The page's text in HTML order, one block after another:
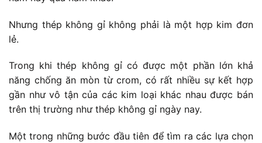
Nhưng thép không gỉ không phải là một hợp kim đơn
lẻ.
Trong khi thép không gỉ có được một phần lớn khả
năng chống ăn mòn từ crom, có rất nhiều sự kết hợp
gần như vô tận của các kim loại khác nhau được bán
trên thị trường như thép không gỉ ngày nay.
Một trong những bước đầu tiên để tìm ra các lựa chọn